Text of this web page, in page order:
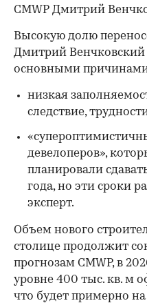
CMWP Дмитрий
Высокую долю
Дмитрий
основными
низкая
следствие,
девелоперов»,
планировали
года, но эти сроки
эксперт.
Объем нового
столице продолжит
прогнозам CMWP, в
уровне 400 тыс. кв. м
что будет примерно